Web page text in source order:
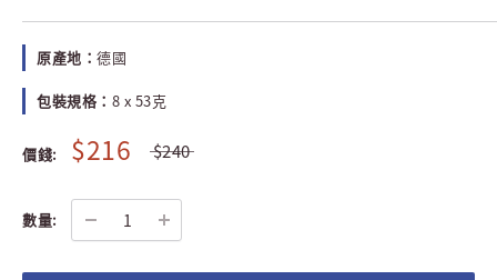
原產地： 德國
包裝規格： 8 x 53克
價錢: $216 $240
數量: